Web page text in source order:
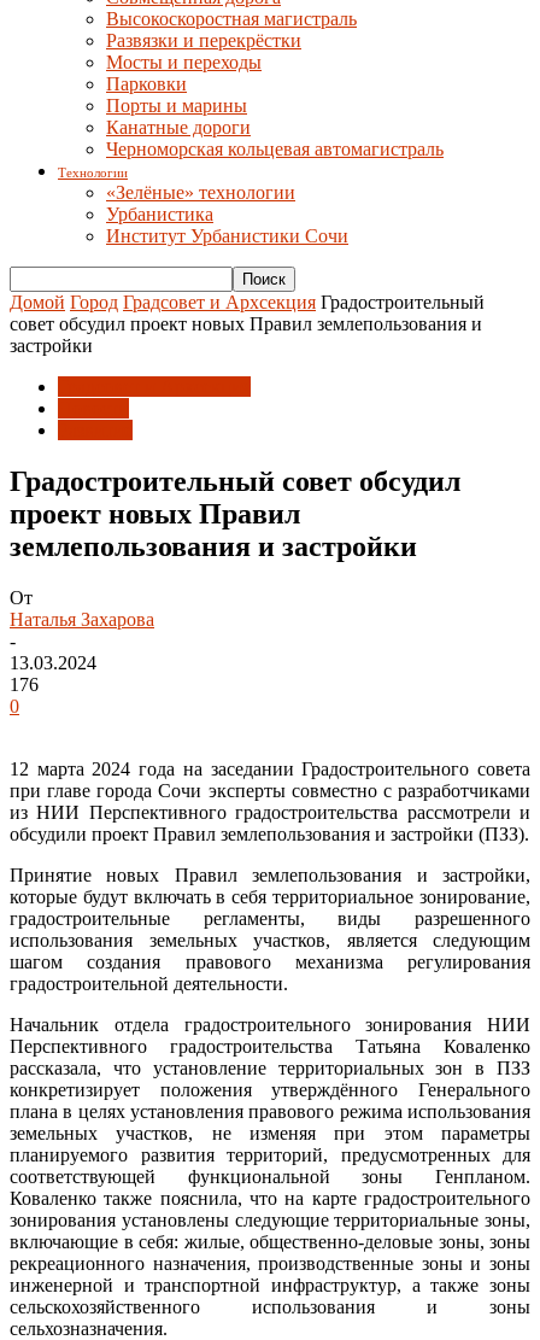
Высокоскоростная магистраль
Развязки и перекрёстки
Мосты и переходы
Парковки
Порты и марины
Канатные дороги
Черноморская кольцевая автомагистраль
Технологии
«Зелёные» технологии
Урбанистика
Институт Урбанистики Сочи
Домой Город Градсовет и Архсекция Градостроительный
совет обсудил проект новых Правил землепользования и
застройки
Градостроительный совет обсудил
проект новых Правил
землепользования и застройки
От
Наталья Захарова
-
13.03.2024
176
0
12 марта 2024 года на заседании Градостроительного совета
при главе города Сочи эксперты совместно с разработчиками
из НИИ Перспективного градостроительства рассмотрели и
обсудили проект Правил землепользования и застройки (ПЗЗ).
Принятие новых Правил землепользования и застройки,
которые будут включать в себя территориальное зонирование,
градостроительные регламенты, виды разрешенного
использования земельных участков, является следующим
шагом создания правового механизма регулирования
градостроительной деятельности.
Начальник отдела градостроительного зонирования НИИ
Перспективного градостроительства Татьяна Коваленко
рассказала, что установление территориальных зон в ПЗЗ
конкретизирует положения утверждённого Генерального
плана в целях установления правового режима использования
земельных участков, не изменяя при этом параметры
планируемого развития территорий, предусмотренных для
соответствующей функциональной зоны Генпланом.
Коваленко также пояснила, что на карте градостроительного
зонирования установлены следующие территориальные зоны,
включающие в себя: жилые, общественно-деловые зоны, зоны
рекреационного назначения, производственные зоны и зоны
инженерной и транспортной инфраструктур, а также зоны
сельскохозяйственного использования и зоны
сельхозназначения.